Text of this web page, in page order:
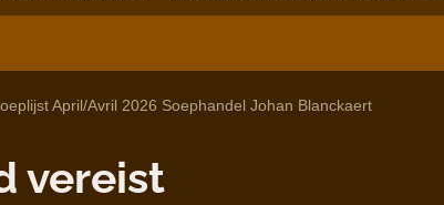
April/Avril 2026 Soephandel Johan Blanckaert
vereist